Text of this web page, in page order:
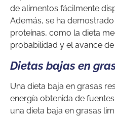
de alimentos fácilmente
Además, se ha
proteínas, como la dieta
probabilidad y el avance de
Dietas bajas en
Una dieta baja en grasas
energía obtenida de
una dieta baja en grasas